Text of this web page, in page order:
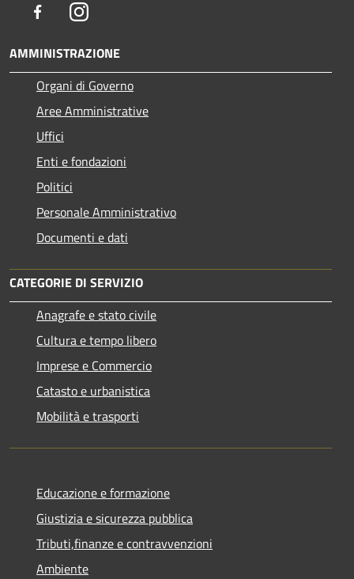
FacebookInstagram
AMMINISTRAZIONE
Organi di Governo
Aree Amministrative
Uffici
Enti e fondazioni
Politici
Personale Amministrativo
Documenti e dati
CATEGORIE DI SERVIZIO
Anagrafe e stato civile
Cultura e tempo libero
Imprese e Commercio
Catasto e urbanistica
Mobilità e trasporti
Educazione e formazione
Giustizia e sicurezza pubblica
Tributi,finanze e contravvenzioni
Ambiente